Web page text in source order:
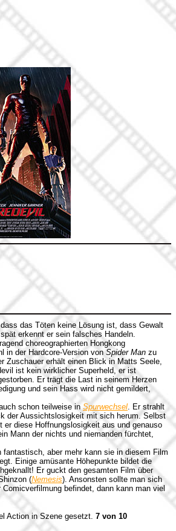
das Töten keine Lösung ist, dass Gewalt
erkennt er sein falsches Handeln.
choreographierten Hongkong
in der Hardcore-Version von Spider Man zu
Zuschauer erhält einen Blick in Matts Seele,
ist kein wirklicher Superheld, er ist
Er trägt die Last in seinem Herzen
und sein Hass wird nicht gemildert,
schon teilweise in Spurwechsel. Er strahlt
der Aussichtslosigkeit mit sich herum. Selbst
diese Hoffnungslosigkeit aus und genauso
Mann der nichts und niemanden fürchtet,
aber mehr kann sie in diesem Film
Einige amüsante Höhepunkte bildet die
Er guckt den gesamten Film über
(Nemesis). Ansonsten sollte man sich
befindet, dann kann man viel
Action in Szene gesetzt. 7 von 10